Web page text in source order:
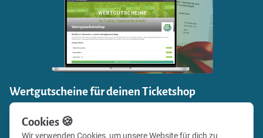
Wertgutscheine für deinen Ticketshop
Einnahmen generieren und zugleich Fanbindung stärken:
Verkaufe mit Vereinsticket Gutscheine für die Events
Cookies 🍪
Wir verwenden Cookies, um unsere Website für dich zu